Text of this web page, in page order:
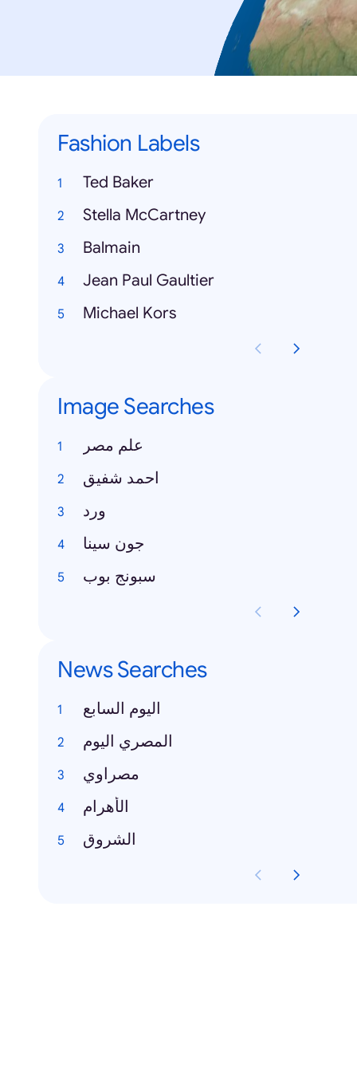
Fashion Labels
Ted Baker
Stella McCartney
Balmain
Jean Paul Gaultier
Michael Kors
Image Searches
علم مصر
احمد شفيق
ورد
جون سينا
سبونج بوب
News Searches
اليوم السابع
المصري اليوم
مصراوي
الأهرام
الشروق